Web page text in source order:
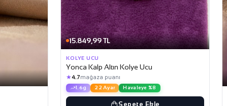
15.849,99 TL
KOLYE UCU
Yonca Kalp Altın Kolye Ucu
★4.7mağaza puanı
1.6g 22 Ayar Havaleye %8
Sepete Ekle